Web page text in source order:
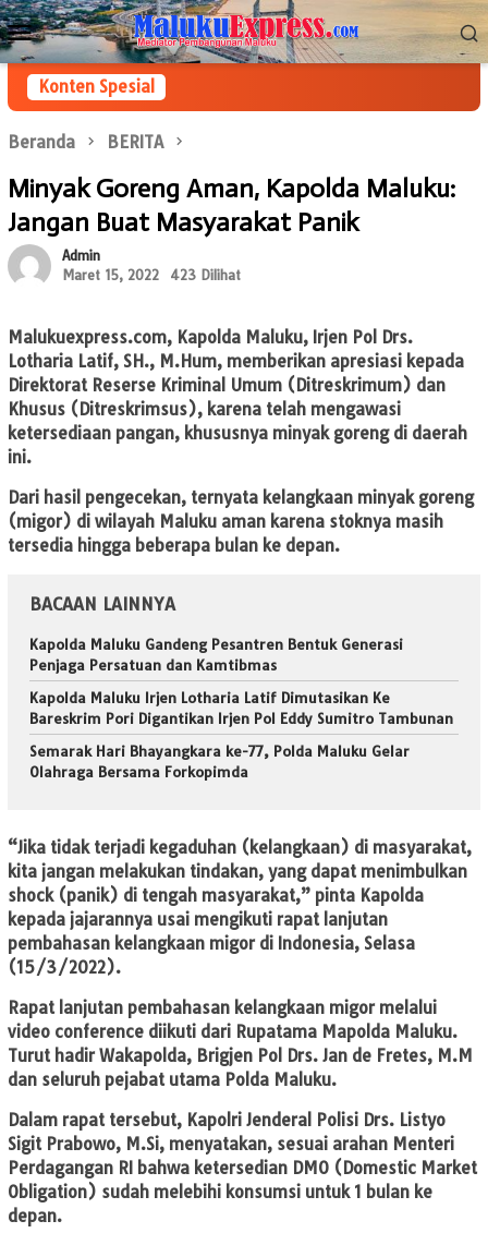
Loncat
ke
konten
Menu
Mobile
Konten Spesial
Beranda BERITA
Minyak Goreng Aman, Kapolda Maluku:
Jangan Buat Masyarakat Panik
Admin
Maret 15, 2022
423 Dilihat
Malukuexpress.com, Kapolda Maluku, Irjen Pol Drs.
Lotharia Latif, SH., M.Hum, memberikan apresiasi kepada
Direktorat Reserse Kriminal Umum (Ditreskrimum) dan
Khusus (Ditreskrimsus), karena telah mengawasi
ketersediaan pangan, khususnya minyak goreng di daerah
ini.
Dari hasil pengecekan, ternyata kelangkaan minyak goreng
(migor) di wilayah Maluku aman karena stoknya masih
tersedia hingga beberapa bulan ke depan.
BACAAN LAINNYA
Kapolda Maluku Gandeng Pesantren Bentuk Generasi
Penjaga Persatuan dan Kamtibmas
Kapolda Maluku Irjen Lotharia Latif Dimutasikan Ke
Bareskrim Pori Digantikan Irjen Pol Eddy Sumitro Tambunan
Semarak Hari Bhayangkara ke-77, Polda Maluku Gelar
Olahraga Bersama Forkopimda
“Jika tidak terjadi kegaduhan (kelangkaan) di masyarakat,
kita jangan melakukan tindakan, yang dapat menimbulkan
shock (panik) di tengah masyarakat,” pinta Kapolda
kepada jajarannya usai mengikuti rapat lanjutan
pembahasan kelangkaan migor di Indonesia, Selasa
(15/3/2022).
Rapat lanjutan pembahasan kelangkaan migor melalui
video conference diikuti dari Rupatama Mapolda Maluku.
Turut hadir Wakapolda, Brigjen Pol Drs. Jan de Fretes, M.M
dan seluruh pejabat utama Polda Maluku.
Dalam rapat tersebut, Kapolri Jenderal Polisi Drs. Listyo
Sigit Prabowo, M.Si, menyatakan, sesuai arahan Menteri
Perdagangan RI bahwa ketersedian DMO (Domestic Market
Obligation) sudah melebihi konsumsi untuk 1 bulan ke
depan.